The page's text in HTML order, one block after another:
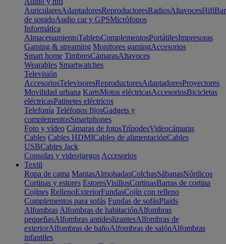
AuricularesAdaptadoresReproductoresRadiosAltavocesHifi
de sonidoAudio car y GPSMicrófonos
Informática
AlmacenamientoTabletsComplementosPortátilesImpresoras
Gaming & streaming Monitores gamingAccesorios
Smart home TimbresCámarasAltavoces
Wearables Smartwatches
Televisión
AccesoriosTelevisoresReproductoresAdaptadoresProyectores
Movilidad urbana KartsMotos eléctricasAccesoriosBicicletas
eléctricasPatinetes eléctricos
Telefonía Teléfonos fijosGadgets y
complementosSmartphones
Foto y vídeo Cámaras de fotosTrípodesVideocámaras
Cables Cables HDMICables de alimentaciónCables
USBCables Jack
Consolas y videojuegos Accesorios
Textil
Ropa de cama MantasAlmohadasColchasSábanasNórdicos
Cortinas y estores EstoresVisillosCortinasBarras de cortina
Cojines RellenoExteriorFundasCojín con relleno
Complementos para sofás Fundas de sofásPlaids
Alfombras Alfombras de habitaciónAlfombras
pequeñasAlfombras antideslizantesAlfombras de
exteriorAlfombras de bañoAlfombras de salónAlfombras
infantiles